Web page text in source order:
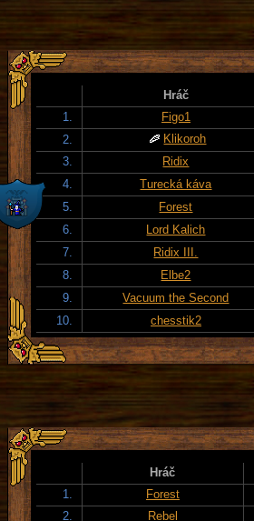
Hráč
1.
Figo1
2.
Klikoroh
3.
Ridix
4.
Turecká káva
5.
Forest
6.
Lord Kalich
7.
Ridix III.
8.
Elbe2
9.
Vacuum the Second
10.
chesstik2
Hráč
1.
Forest
2.
Rebel